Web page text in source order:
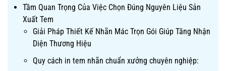
Tầm Quan Trọng Của Việc Chọn Đúng Nguyên Liệu Sản
Xuất Tem
Giải Pháp Thiết Kế Nhãn Mác Trọn Gói Giúp Tăng Nhận
Diện Thương Hiệu
Quy cách in tem nhãn chuẩn xưởng chuyên nghiệp: